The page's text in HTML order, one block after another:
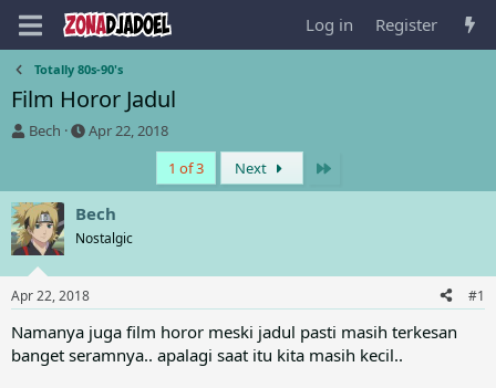
Log in Register
Totally 80s-90's
Film Horor Jadul
T
e
a
d
s
t
a
r
t
e
r
Bech
S
r
t
a
e
Apr 22, 2018
1 of 3
Next
Bech
Nostalgic
Apr 22, 2018 #1
Namanya juga film horor meski jadul pasti masih terkesan
banget seramnya.. apalagi saat itu kita masih kecil..